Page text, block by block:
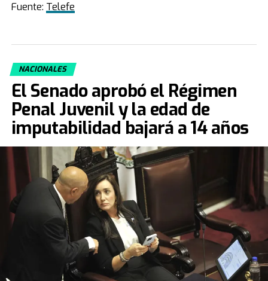
Fuente: Telefe
NACIONALES
El Senado aprobó el Régimen
Penal Juvenil y la edad de
imputabilidad bajará a 14 años